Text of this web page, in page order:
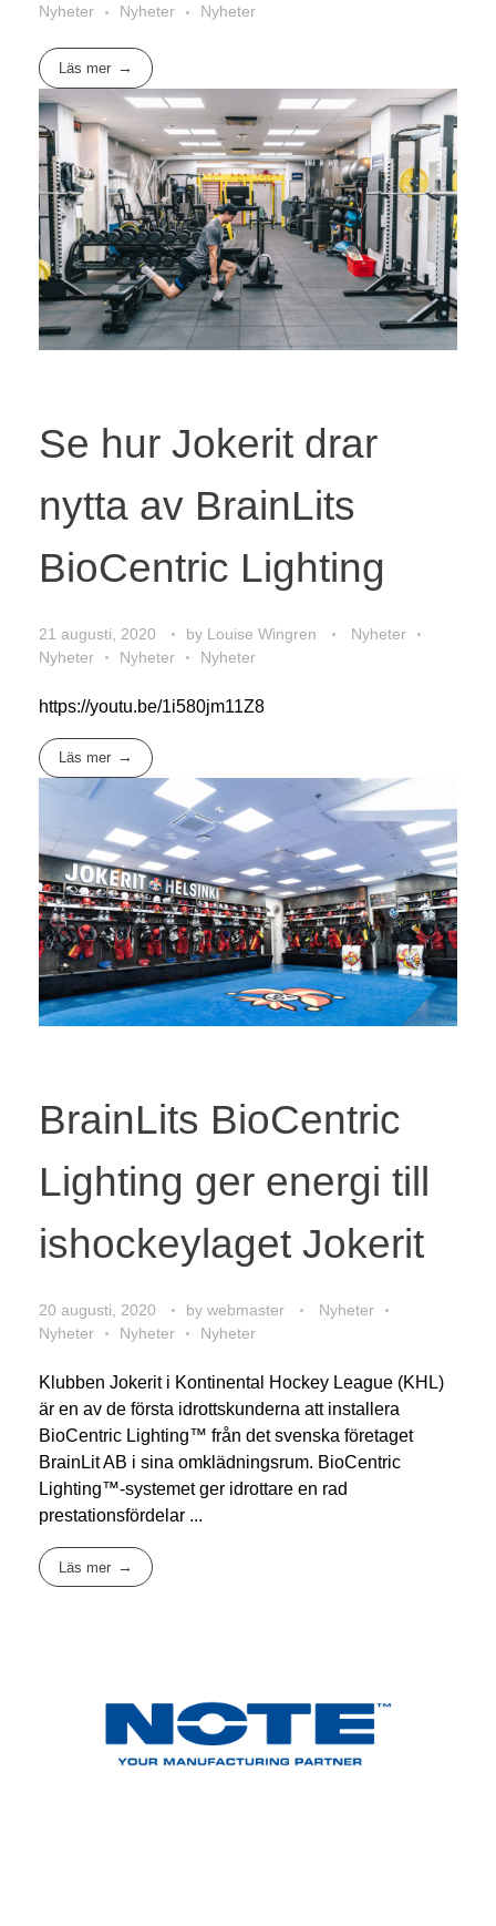
Nyheter Nyheter Nyheter
Läs mer
Se hur Jokerit drar
nytta av BrainLits
BioCentric Lighting
21 augusti, 2020 by Louise Wingren
Nyheter
Nyheter
Nyheter Nyheter
https://youtu.be/1i580jm11Z8
Läs mer
BrainLits BioCentric
Lighting ger energi till
ishockeylaget Jokerit
20 augusti, 2020 by webmaster
Nyheter
Nyheter
Nyheter Nyheter
Klubben Jokerit i Kontinental Hockey League (KHL)
är en av de första idrottskunderna att installera
BioCentric Lighting™ från det svenska företaget
BrainLit AB i sina omklädningsrum. BioCentric
Lighting™-systemet ger idrottare en rad
prestationsfördelar ...
Läs mer